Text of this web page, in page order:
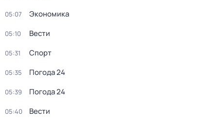
05:07 Экономика
05:10 Вести
05:31 Спорт
05:35 Погода 24
05:39 Погода 24
05:40 Вести